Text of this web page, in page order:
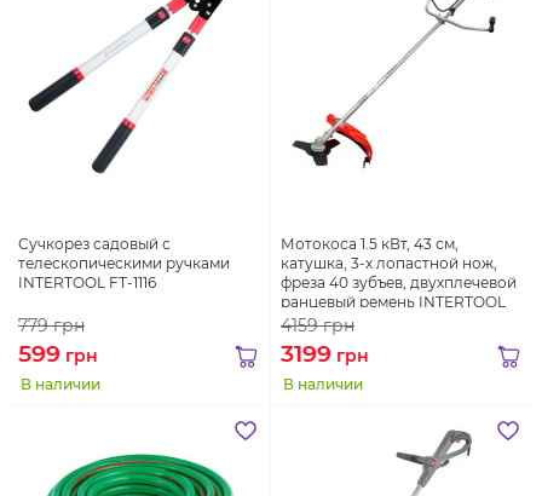
Сучкорез садовый с
телескопическими ручками
INTERTOOL FT-1116
779грн
599 грн
В наличии
Мотокоса 1.5 кВт, 43 см,
катушка, 3-х лопастной нож,
фреза 40 зубъев, двухплечевой
ранцевый ремень INTERTOOL
DT-2232
4159грн
3199 грн
В наличии